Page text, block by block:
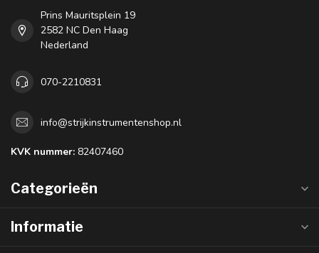
Prins Mauritsplein 19
2582 NC Den Haag
Nederland
070-2210831
info@strijkinstrumentenshop.nl
KVK nummer: 82407460
Categorieën
Informatie